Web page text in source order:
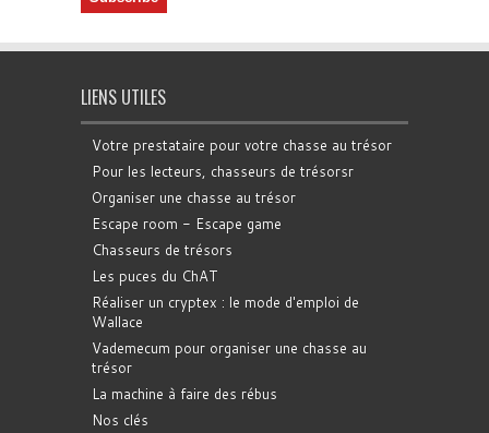
LIENS UTILES
Votre prestataire pour votre chasse au trésor
Pour les lecteurs, chasseurs de trésorsr
Organiser une chasse au trésor
Escape room - Escape game
Chasseurs de trésors
Les puces du ChAT
Réaliser un cryptex : le mode d'emploi de
Wallace
Vademecum pour organiser une chasse au
trésor
La machine à faire des rébus
Nos clés